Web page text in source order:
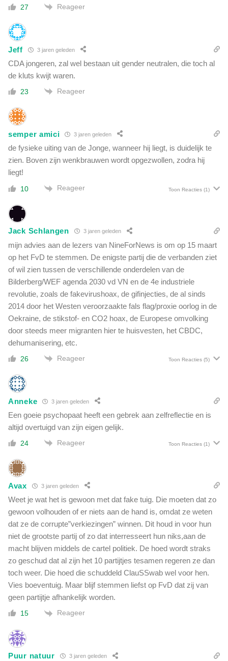
27 Reageer
Jeff 3 jaren geleden
CDA jongeren, zal wel bestaan uit gender neutralen, die toch al
de kluts kwijt waren.
23 Reageer
semper amici 3 jaren geleden
de fysieke uiting van de Jonge, wanneer hij liegt, is duidelijk te
zien. Boven zijn wenkbrauwen wordt opgezwollen, zodra hij
liegt!
10 Reageer Toon Reacties (1)
Jack Schlangen 3 jaren geleden
mijn advies aan de lezers van NineForNews is om op 15 maart
op het FvD te stemmen. De enigste partij die de verbanden ziet
of wil zien tussen de verschillende onderdelen van de
Bilderberg/WEF agenda 2030 vd VN en de 4e industriele
revolutie, zoals de fakevirushoax, de gifinjecties, de al sinds
2014 door het Westen veroorzaakte fals flag/proxie oorlog in de
Oekraine, de stikstof- en CO2 hoax, de Europese omvolking
door steeds meer migranten hier te huisvesten, het CBDC,
dehumanisering, etc.
26 Reageer Toon Reacties (5)
Anneke 3 jaren geleden
Een goeie psychopaat heeft een gebrek aan zelfreflectie en is
altijd overtuigd van zijn eigen gelijk.
24 Reageer Toon Reacties (1)
Avax 3 jaren geleden
Weet je wat het is gewoon met dat fake tuig. Die moeten dat zo
gewoon volhouden of er niets aan de hand is, omdat ze weten
dat ze de corrupte”verkiezingen” winnen. Dit houd in voor hun
niet de grootste partij of zo dat interresseert hun niks,aan de
macht blijven middels de cartel politiek. De hoed wordt straks
zo geschud dat al zijn het 10 partijtjes tesamen regeren ze dan
toch weer. Die hoed die schuddeld ClauSSwab wel voor hen.
Vies boeventuig. Maar blijf stemmen liefst op FvD dat zij van
geen partijtje afhankelijk worden.
15 Reageer
Puur natuur 3 jaren geleden